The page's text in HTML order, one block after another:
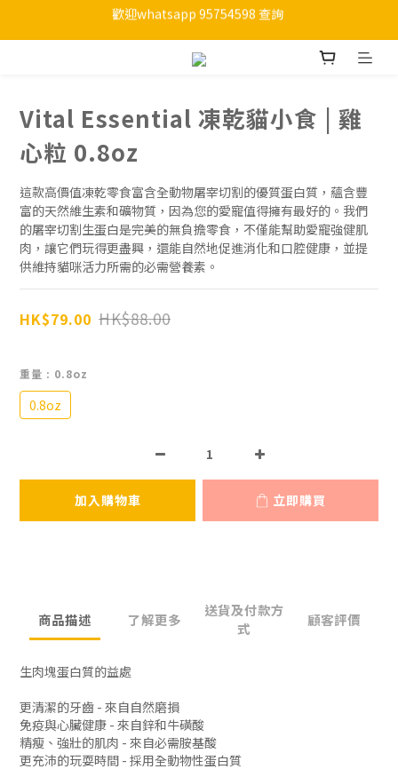
購物滿HKD 450 免運費
歡迎whatsapp 95754598 查詢
Vital Essential 凍乾貓小食 | 雞
心粒 0.8oz
這款高價值凍乾零食富含全動物屠宰切割的優質蛋白質，蘊含豐
富的天然維生素和礦物質，因為您的愛寵值得擁有最好的。我們
的屠宰切割生蛋白是完美的無負擔零食，不僅能幫助愛寵強健肌
肉，讓它們玩得更盡興，還能自然地促進消化和口腔健康，並提
供維持貓咪活力所需的必需營養素。
HK$79.00 HK$88.00
重量 : 0.8oz
0.8oz
加入購物車 立即購買
商品描述 了解更多
送貨及付款方
式
顧客評價
生肉塊蛋白質的益處
更清潔的牙齒 - 來自自然磨損
免疫與心臟健康 - 來自鋅和牛磺酸
精瘦、強壯的肌肉 - 來自必需胺基酸
更充沛的玩耍時間 - 採用全動物性蛋白質